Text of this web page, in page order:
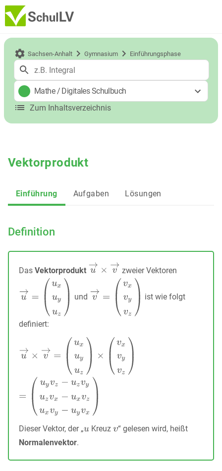
Sachsen-Anhalt Gymnasium Einführungsphase
Mathe/ Digitales Schulbuch
Zum Inhaltsverzeichnis
Vektorprodukt
Einführung Aufgaben Lösungen
Definition
Das Vektorprodukt zweier Vektoren
und ist wie folgt
definiert:
Dieser Vektor, der „ Kreuz “ gelesen wird, heißt
Normalenvektor.